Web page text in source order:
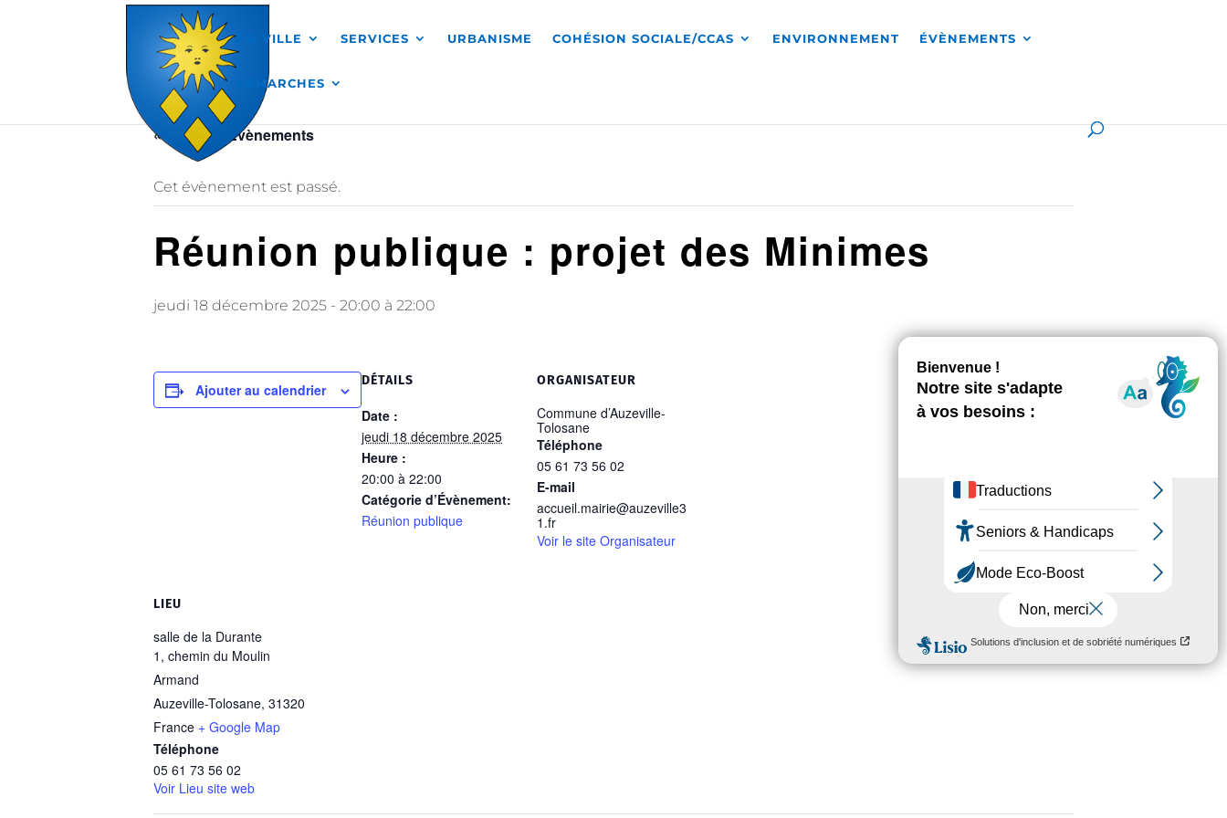
MA VILLE SERVICES URBANISME COHÉSION SOCIALE/CCAS ENVIRONNEMENT ÉVÈNEMENTS
DÉMARCHES
« Tous les Évènements
Cet évènement est passé.
Réunion publique : projet des Minimes
jeudi 18 décembre 2025 - 20:00 à 22:00
Ajouter au calendrier
DÉTAILS
Date :
jeudi 18 décembre 2025
Heure :
20:00 à 22:00
Catégorie d’Évènement:
Réunion publique
ORGANISATEUR
Commune d’Auzeville-
Tolosane
Téléphone
05 61 73 56 02
E-mail
accueil.mairie@auzeville3
1.fr
Voir le site Organisateur
LIEU
salle de la Durante
1, chemin du Moulin
Armand
Auzeville-Tolosane, 31320
France + Google Map
Téléphone
05 61 73 56 02
Voir Lieu site web